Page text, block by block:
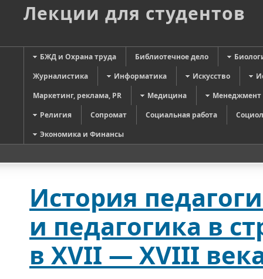
Лекции для студентов
БЖД и Охрана труда Библиотечное дело
Журналистика
Информатика Искусство
Маркетинг, реклама, PR
Медицина
Менеджмент
Религия
Сопромат Социальная работа
Экономика и Финансы
История
и педагогика в
в XVII — XVIII